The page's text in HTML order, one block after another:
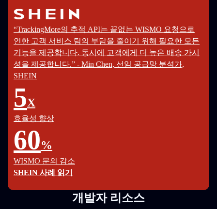
“TrackingMore의 추적 API는 끝없는 WISMO 요청으로
인한 고객 서비스 팀의 부담을 줄이기 위해 필요한 모든
기능을 제공합니다. 동시에 고객에게 더 높은 배송 가시
성을 제공합니다.” - Min Chen, 선임 공급망 분석가,
SHEIN
5X
효율성 향상
60%
WISMO 문의 감소
SHEIN 사례 읽기
개발자 리소스